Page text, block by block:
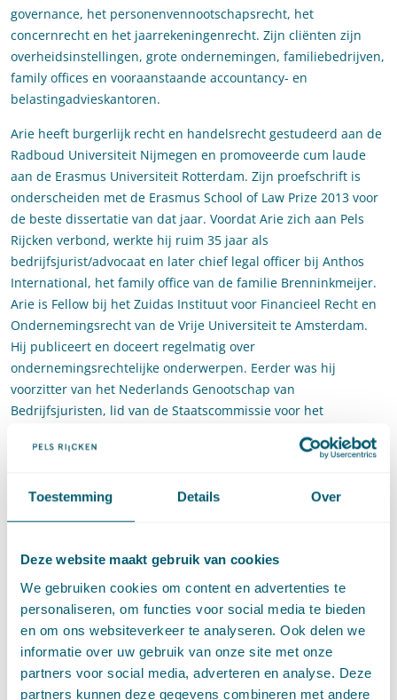
Toestemming Details Over
Deze website maakt gebruik van cookies
We gebruiken cookies om content en advertenties te
personaliseren, om functies voor social media te bieden
en om ons websiteverkeer te analyseren. Ook delen we
informatie over uw gebruik van onze site met onze
partners voor social media, adverteren en analyse. Deze
partners kunnen deze gegevens combineren met andere
governance, het personenvennootschapsrecht, het
concernrecht en het jaarrekeningenrecht. Zijn cliënten zijn
overheidsinstellingen, grote ondernemingen, familiebedrijven,
family offices en vooraanstaande accountancy- en
belastingadvieskantoren.
Arie heeft burgerlijk recht en handelsrecht gestudeerd aan de
Radboud Universiteit Nijmegen en promoveerde cum laude
aan de Erasmus Universiteit Rotterdam. Zijn proefschrift is
onderscheiden met de Erasmus School of Law Prize 2013 voor
de beste dissertatie van dat jaar. Voordat Arie zich aan Pels
Rijcken verbond, werkte hij ruim 35 jaar als
bedrijfsjurist/advocaat en later chief legal officer bij Anthos
International, het family office van de familie Brenninkmeijer.
Arie is Fellow bij het Zuidas Instituut voor Financieel Recht en
Ondernemingsrecht van de Vrije Universiteit te Amsterdam.
Hij publiceert en doceert regelmatig over
ondernemingsrechtelijke onderwerpen. Eerder was hij
voorzitter van het Nederlands Genootschap van
Bedrijfsjuristen, lid van de Staatscommissie voor het
Vereenvoudiging en Flexibilisering B.V.-recht (Commissie-De
en voorzitter van de Stichting Pensioenfonds Provisum.
:+31 70 515 3980Bel naar Arie Tervoort
:arie.tervoort@pelsrijcken.nlStuur een e-mail naar Arie
LinkedIn Ga naar het LinkedIn profiel van Arie Tervoort